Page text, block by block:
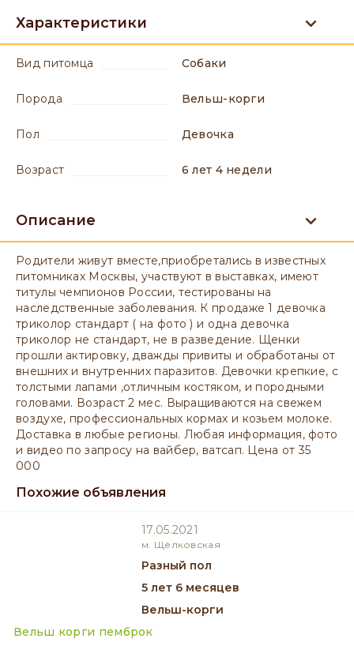
Характеристики
вид питомца Собаки
порода Вельш-корги
пол девочка
возраст 6 лет 4 недели
Описание
Родители живут вместе,приобретались в известных
питомниках Москвы, участвуют в выставках, имеют
титулы чемпионов России, тестированы на
наследственные заболевания. К продаже 1 девочка
триколор стандарт ( на фото ) и одна девочка
триколор не стандарт, не в разведение. Щенки
прошли актировку, дважды привиты и обработаны от
внешних и внутренних паразитов. Девочки крепкие, с
толстыми лапами ,отличным костяком, и породными
головами. Возраст 2 мес. Выращиваются на свежем
воздухе, профессиональных кормах и козьем молоке.
Доставка в любые регионы. Любая информация, фото
и видео по запросу на вайбер, ватсап. Цена от 35
000
Похожие объявления
17.05.2021
м. Щёлковская
разный пол
5 лет 6 месяцев
Вельш-корги
Вельш корги пемброк